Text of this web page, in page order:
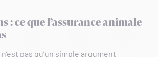
: ce que l’assurance animale
pas qu’un simple argument